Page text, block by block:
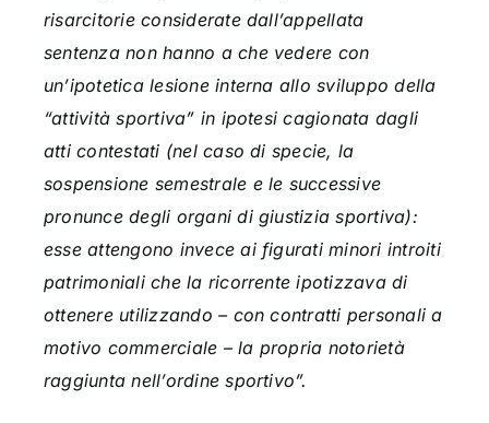
risarcitorie considerate dall’appellata
sentenza non hanno a che vedere con
un’ipotetica lesione interna allo sviluppo della
“attività sportiva” in ipotesi cagionata dagli
atti contestati (nel caso di specie, la
sospensione semestrale e le successive
pronunce degli organi di giustizia sportiva):
esse attengono invece ai figurati minori introiti
patrimoniali che la ricorrente ipotizzava di
ottenere utilizzando – con contratti personali a
motivo commerciale – la propria notorietà
raggiunta nell’ordine sportivo”.